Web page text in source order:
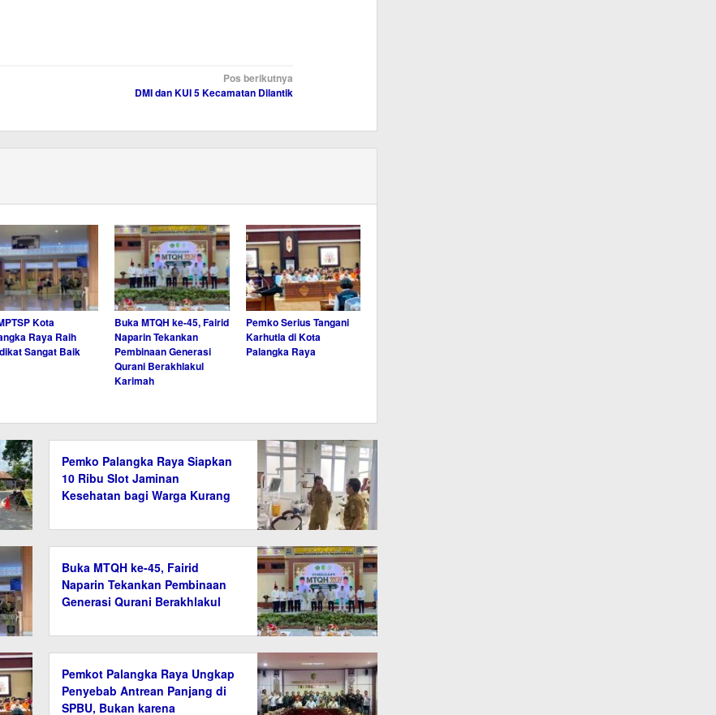
Pos berikutnya
DMI dan KUI 5 Kecamatan Dilantik
Kota
Raya Raih
Sangat Baik
Buka MTQH ke-45, Fairid
Naparin Tekankan
Pembinaan Generasi
Qurani Berakhlakul
Karimah
Pemko Serius Tangani
Karhutla di Kota
Palangka Raya
Pemko Palangka Raya Siapkan
10 Ribu Slot Jaminan
Kesehatan bagi Warga Kurang
Buka MTQH ke-45, Fairid
Naparin Tekankan Pembinaan
Generasi Qurani Berakhlakul
Pemkot Palangka Raya Ungkap
Penyebab Antrean Panjang di
SPBU, Bukan karena